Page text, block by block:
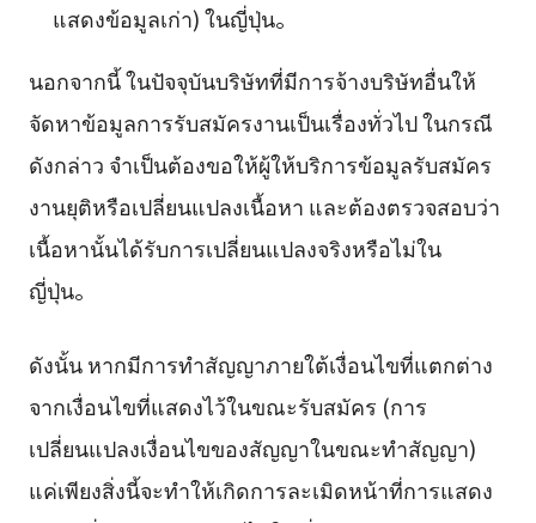
แสดงข้อมูลเก่า) ในญี่ปุ่น。
นอกจากนี้ ในปัจจุบันบริษัทที่มีการจ้างบริษัทอื่นให้
จัดหาข้อมูลการรับสมัครงานเป็นเรื่องทั่วไป ในกรณี
ดังกล่าว จำเป็นต้องขอให้ผู้ให้บริการข้อมูลรับสมัคร
งานยุติหรือเปลี่ยนแปลงเนื้อหา และต้องตรวจสอบว่า
เนื้อหานั้นได้รับการเปลี่ยนแปลงจริงหรือไม่ใน
ญี่ปุ่น。
ดังนั้น หากมีการทำสัญญาภายใต้เงื่อนไขที่แตกต่าง
จากเงื่อนไขที่แสดงไว้ในขณะรับสมัคร (การ
เปลี่ยนแปลงเงื่อนไขของสัญญาในขณะทำสัญญา)
แค่เพียงสิ่งนี้จะทำให้เกิดการละเมิดหน้าที่การแสดง